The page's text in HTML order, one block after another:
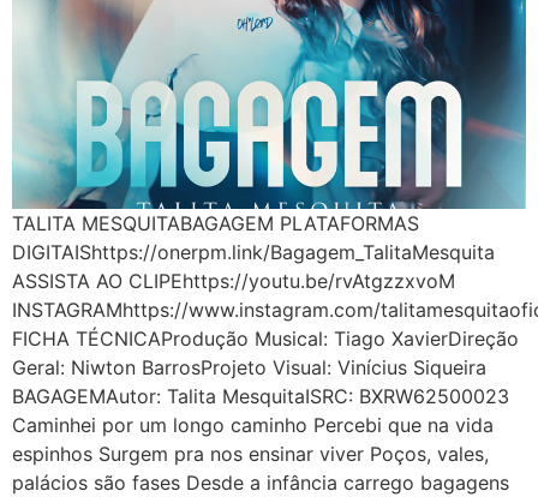
TALITA MESQUITABAGAGEM PLATAFORMAS
DIGITAIShttps://onerpm.link/Bagagem_TalitaMesquita
ASSISTA AO CLIPEhttps://youtu.be/rvAtgzzxvoM
INSTAGRAMhttps://www.instagram.com/
FICHA TÉCNICAProdução Musical: Tiago XavierDireção
Geral: Niwton BarrosProjeto Visual: Vinícius Siqueira
BAGAGEMAutor: Talita MesquitaISRC: BXRW62500023
Caminhei por um longo caminho Percebi que na vida
espinhos Surgem pra nos ensinar viver Poços, vales,
palácios são fases Desde a infância carrego bagagens